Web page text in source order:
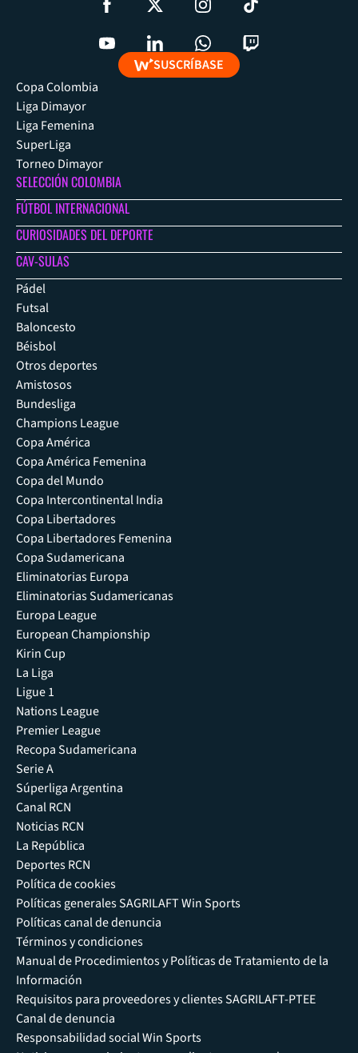
SUSCRÍBASE
Copa Colombia
Liga Dimayor
Liga Femenina
SuperLiga
Torneo Dimayor
SELECCIÓN COLOMBIA
FÚTBOL INTERNACIONAL
CURIOSIDADES DEL DEPORTE
CAV-SULAS
Pádel
Futsal
Baloncesto
Béisbol
Otros deportes
Amistosos
Bundesliga
Champions League
Copa América
Copa América Femenina
Copa del Mundo
Copa Intercontinental India
Copa Libertadores
Copa Libertadores Femenina
Copa Sudamericana
Eliminatorias Europa
Eliminatorias Sudamericanas
Europa League
European Championship
Kirin Cup
La Liga
Ligue 1
Nations League
Premier League
Recopa Sudamericana
Serie A
Súperliga Argentina
Canal RCN
Noticias RCN
La República
Deportes RCN
Política de cookies
Políticas generales SAGRILAFT Win Sports
Políticas canal de denuncia
Términos y condiciones
Manual de Procedimientos y Políticas de Tratamiento de la
Información
Requisitos para proveedores y clientes SAGRILAFT-PTEE
Canal de denuncia
Responsabilidad social Win Sports